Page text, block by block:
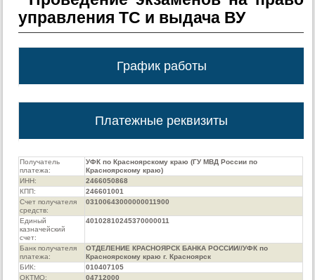
управления ТС и выдача ВУ
График работы
Платежные реквизиты
Получатель
платежа:
УФК по Красноярскому краю (ГУ МВД России по
Красноярскому краю)
ИНН:
2466050868
КПП:
246601001
Счет получателя
средств:
03100643000000011900
Единый
казначейский
счет:
40102810245370000011
Банк получателя
платежа:
ОТДЕЛЕНИЕ КРАСНОЯРСК БАНКА РОССИИ//УФК по
Красноярскому краю г. Красноярск
БИК:
010407105
ОКТМО:
04712000